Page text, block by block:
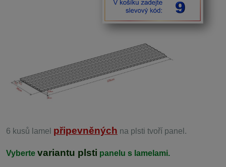
6 kusů lamel připevněných na plsti tvoří panel.
Vyberte variantu plsti panelu s lamelami.